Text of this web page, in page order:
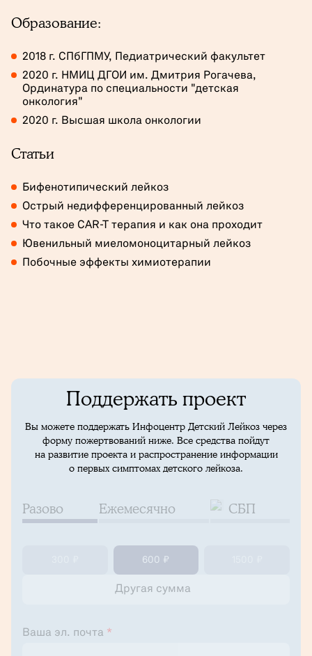
Образование:
2018 г. СПбГПМУ, Педиатрический факультет
2020 г. НМИЦ ДГОИ им. Дмитрия Рогачева,
Ординатура по специальности "детская
онкология"
2020 г. Высшая школа онкологии
Статьи
Бифенотипи­ческий лейкоз
Острый недифферен­цированный лейкоз
Что такое CAR-T терапия и как она проходит
Ювенильный миеломоно­цитарный лейкоз
Побочные эффекты химиотерапии
Поддержать проект
Вы можете поддержать Инфоцентр Детский Лейкоз через
форму пожертвований ниже. Все средства пойдут
на развитие проекта и распространение информации
о первых симптомах детского лейкоза.
Разово Ежемесячно СБП
600 ₽
Ваша эл. почта *